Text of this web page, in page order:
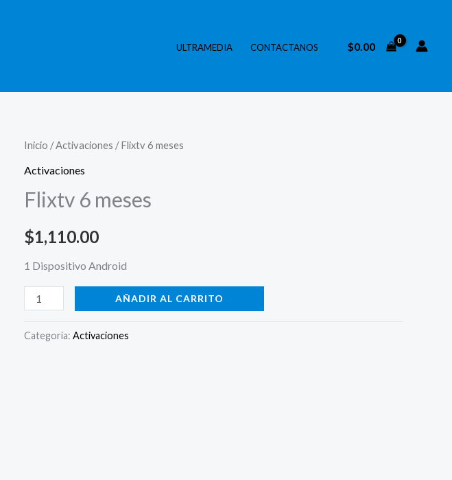
ULTRAMEDIA CONTACTANOS $0.00
Inicio /Activaciones / Flixtv 6 meses
Activaciones
Flixtv 6 meses
$1,110.00
1 Dispositivo Android
Flixtv
6
cantidad
AÑADIR AL CARRITO
Categoría: Activaciones